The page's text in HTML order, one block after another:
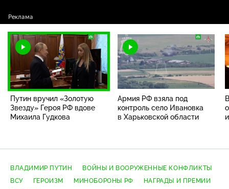
Путин вручил «Золотую
Звезду» Героя РФ вдове
Михаила Гудкова
Армия РФ взяла под
контроль село Ивановка
в Харьковской области
ВЛАДИМИР ПУТИН
ВОЙНЫ И ВООРУЖЕННЫЕ КОНФЛИКТЫ
ВСУ
ГЕРОИЗМ МИНОБОРОНЫ РФ
НАГРАДЫ И ПРЕМИИ